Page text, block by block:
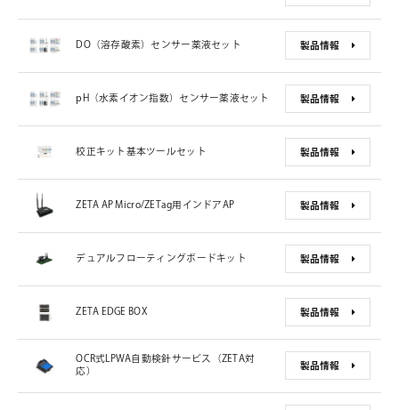
DO（溶存酸素）センサー薬液セット 製品情報
pH（水素イオン指数）センサー薬液セット 製品情報
校正キット基本ツールセット 製品情報
ZETA AP Micro/ZETag用インドアAP 製品情報
デュアルフローティングボードキット 製品情報
ZETA EDGE BOX 製品情報
OCR式LPWA自動検針サービス（ZETA対
応）
製品情報